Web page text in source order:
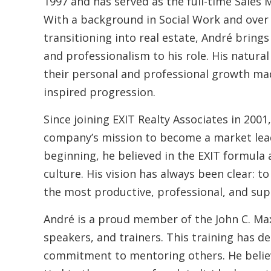
With a background in Social Work and
transitioning into real estate, André
and professionalism to his role. His
their personal and professional growth
inspired progression.
Since joining EXIT Realty Associates in
company’s mission to become a market
beginning, he believed in the EXIT
culture. His vision has always been clear:
the most productive, professional, and
André is a proud member of the John C.
speakers, and trainers. This training has
commitment to mentoring others. He